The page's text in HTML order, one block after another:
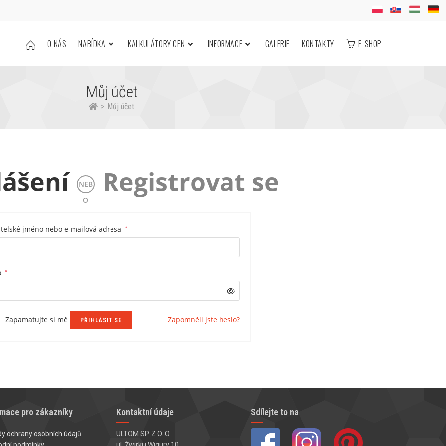
O NÁS NABÍDKA KALKULÁTORY CEN INFORMACE GALERIE KONTAKTY E-SHOP
Můj účet
> Můj účet
NEB
O
Registrovat se
jméno nebo e-mailová adresa *
*
Zapamatujte si mě PŘIHLÁSIT SE Zapomněli jste heslo?
pro zákazníky
ochrany osobních údajů
Kontaktní údaje
ULTOM SP. Z O. O.
Sdílejte to na